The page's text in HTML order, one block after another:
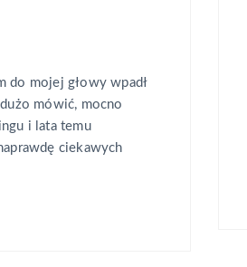
do mojej głowy wpadł
mówić, mocno
i lata temu
ciekawych